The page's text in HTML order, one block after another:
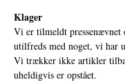
Klager
Vi er tilmeldt pressenævnet
utilfreds med noget, vi har
Vi trækker ikke artikler
uheldigvis er opstået.